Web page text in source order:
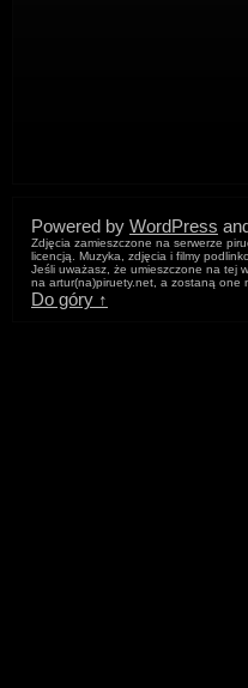
Powered by WordPress
Zdjęcia zamieszczone na serwerze
licencją. Muzyka, zdjęcia i filmy
Jeśli uważasz, że umieszczone na tej
na artur(na)piruety.net, a zostaną one
Do góry ↑